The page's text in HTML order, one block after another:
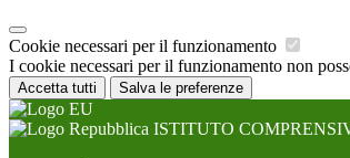
Cookie necessari per il funzionamento
I cookie necessari per il funzionamento non
Accetta tutti Salva le preferenze
ISTITUTO